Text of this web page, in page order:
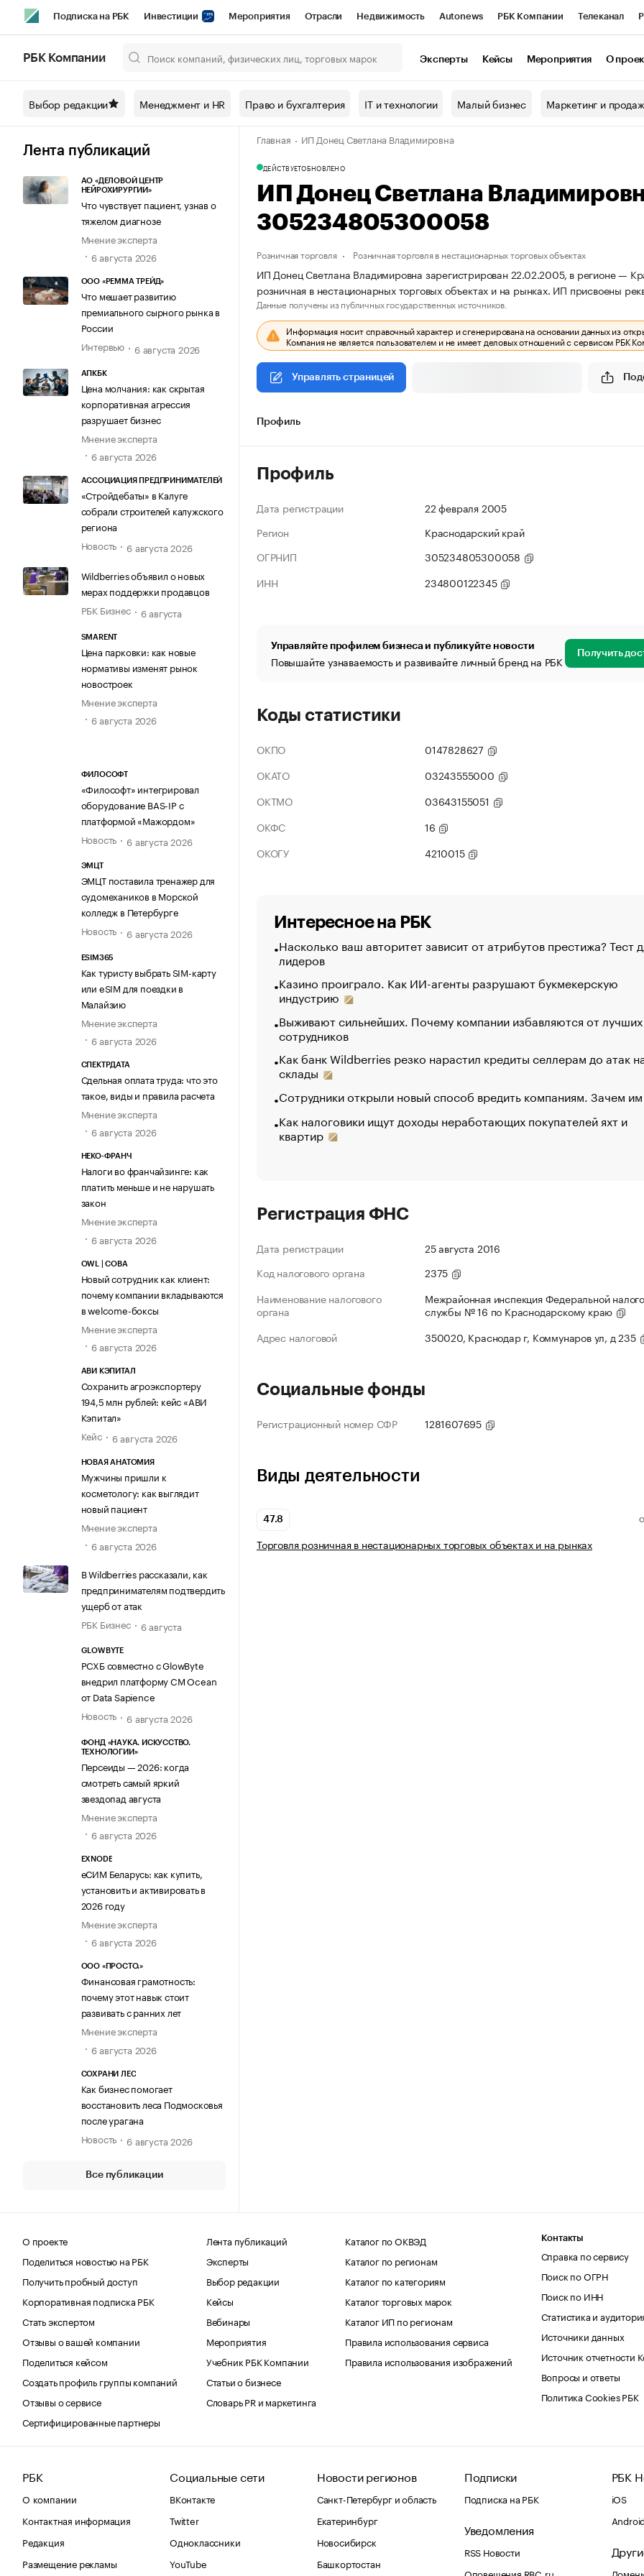
Подписка на РБК Инвестиции Мероприятия Отрасли Недвижимость Autonews РБК Компании Телеканал
Спецпроекты СПб Конференции СПб Спецпроекты Проверка контрагентов
Технологии и медиа Рынок наличной валюты
РБК Компании Эксперты Кейсы Мероприятия О
Выбор редакции Менеджмент и HR Право и бухгалтерия IT и технологии Малый бизнес Маркетинг и
Лента публикаций
АО «ДЕЛОВОЙ ЦЕНТР
НЕЙРОХИРУРГИИ»
Что чувствует пациент, узнав о
тяжелом диагнозе
Мнение эксперта
6 августа 2026
ООО «РЕММА ТРЕЙД»
Что мешает развитию
премиального сырного рынка в
России
Интервью
6 августа 2026
АПКБК
Цена молчания: как скрытая
корпоративная агрессия
разрушает бизнес
Мнение эксперта
6 августа 2026
АССОЦИАЦИЯ ПРЕДПРИНИМАТЕЛЕЙ
«Стройдебаты» в Калуге
собрали строителей калужского
региона
Новость
6 августа 2026
Wildberries объявил о новых
мерах поддержки продавцов
РБК Бизнес
6 августа
SMARENT
Цена парковки: как новые
нормативы изменят рынок
новостроек
Мнение эксперта
6 августа 2026
ФИЛОСОФТ
«Философт» интегрировал
оборудование BAS-IP с
платформой «Мажордом»
Новость
6 августа 2026
ЭМЦТ
ЭМЦТ поставила тренажер для
судомехаников в Морской
колледж в Петербурге
Новость
6 августа 2026
ESIM365
Как туристу выбрать SIM-карту
или eSIM для поездки в
Малайзию
Мнение эксперта
6 августа 2026
СПЕКТРДАТА
Сдельная оплата труда: что это
такое, виды и правила расчета
Мнение эксперта
6 августа 2026
НЕКО-ФРАНЧ
Налоги во франчайзинге: как
платить меньше и не нарушать
закон
Мнение эксперта
6 августа 2026
OWL | СОВА
Новый сотрудник как клиент:
почему компании вкладываются
в welcome-боксы
Мнение эксперта
6 августа 2026
АВИ КЭПИТАЛ
Сохранить агроэкспортеру
194,5 млн рублей: кейс «АВИ
Кэпитал»
Кейс
6 августа 2026
НОВАЯ АНАТОМИЯ
Мужчины пришли к
косметологу: как выглядит
новый пациент
Мнение эксперта
6 августа 2026
В Wildberries рассказали, как
предпринимателям подтвердить
ущерб от атак
РБК Бизнес
6 августа
GLOWBYTE
РСХБ совместно с GlowByte
внедрил платформу CM Ocean
от Data Sapience
Новость
6 августа 2026
ФОНД «НАУКА. ИСКУССТВО.
ТЕХНОЛОГИИ»
Персеиды — 2026: когда
смотреть самый яркий
звездопад августа
Мнение эксперта
6 августа 2026
EXNODE
еСИМ Беларусь: как купить,
установить и активировать в
2026 году
Мнение эксперта
6 августа 2026
ООО «ПРОСТО.»
Финансовая грамотность:
почему этот навык стоит
развивать с ранних лет
Мнение эксперта
6 августа 2026
СОХРАНИ ЛЕС
Как бизнес помогает
восстановить леса Подмосковья
после урагана
Новость
6 августа 2026
Все публикации
Главная ИП Донец Светлана Владимировна
ДЕЙСТВУЕТОБНОВЛЕНО
ИП Донец Светлана
305234805300058
Розничная торговля Розничная торговля в нестационарных торговых объектах
ИП Донец Светлана Владимировна зарегистрирован 22.02.2005, в регионе —
розничная в нестационарных торговых объектах и на рынках. ИП
Данные получены из публичных государственных источников.
Информация носит справочный характер и сгенерирована на основании данных из
Компания не является пользователем и не имеет деловых отношений с сервисом РБК
Управлять страницей
Профиль
Профиль
Дата регистрации
22 февраля 2005
Регион
Краснодарский край
ОГРНИП
305234805300058
ИНН
234800122345
Управляйте профилем бизнеса и публикуйте новости
Повышайте узнаваемость и развивайте личный бренд на РБК Получить
Коды статистики
ОКПО
0147828627
ОКАТО
03243555000
ОКТМО
03643155051
ОКФС
16
ОКОГУ
4210015
Интересное на РБК
Насколько ваш авторитет зависит от атрибутов престижа? Тест
лидеров
Казино проиграло. Как ИИ-агенты разрушают букмекерскую
индустрию
Выживают сильнейших. Почему компании избавляются от лучших
сотрудников
Как банк Wildberries резко нарастил кредиты селлерам до атак
склады
Сотрудники открыли новый способ вредить компаниям. Зачем
Как налоговики ищут доходы неработающих покупателей яхт и
квартир
Регистрация ФНС
Дата регистрации
25 августа 2016
Код налогового органа
2375
Наименование налогового
органа
Межрайонная инспекция Федеральной
службы № 16 по Краснодарскому краю
Адрес налоговой
350020, Краснодар г, Коммунаров ул, д 235
Социальные фонды
Регистрационный номер СФР 1281607695
Виды деятельности
47.8
Торговля розничная в нестационарных торговых объектах и на рынках
О проекте
Поделиться новостью на РБК
Получить пробный доступ
Корпоративная подписка РБК
Стать экспертом
Отзывы о вашей компании
Поделиться кейсом
Создать профиль группы компаний
Отзывы о сервисе
Сертифицированные партнеры
Лента публикаций
Эксперты
Выбор редакции
Кейсы
Вебинары
Мероприятия
Учебник РБК Компании
Статьи о бизнесе
Словарь PR и маркетинга
Каталог по ОКВЭД
Каталог по регионам
Каталог по категориям
Каталог торговых марок
Каталог ИП по регионам
Правила использования сервиса
Правила использования изображений
Контакты
Справка по сервису
Поиск по ОГРН
Поиск по ИНН
Статистика и
Источники данных
Источник отчетности
Вопросы и ответы
Политика Cookies РБК
РБК
О компании
Контактная информация
Редакция
Размещение рекламы
Социальные сети
ВКонтакте
Twitter
Одноклассники
YouTube
Новости регионов
Санкт-Петербург и область
Екатеринбург
Новосибирск
Башкортостан
Подписки
Подписка на РБК
Уведомления
RSS Новости
Оповещения RBC.ru
РБК
iOS